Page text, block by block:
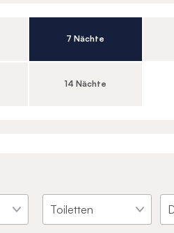
7 Nächte
14 Nächte